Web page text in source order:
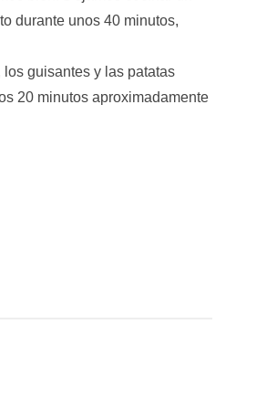
durante unos 40 minutos,
guisantes y las patatas
20 minutos aproximadamente